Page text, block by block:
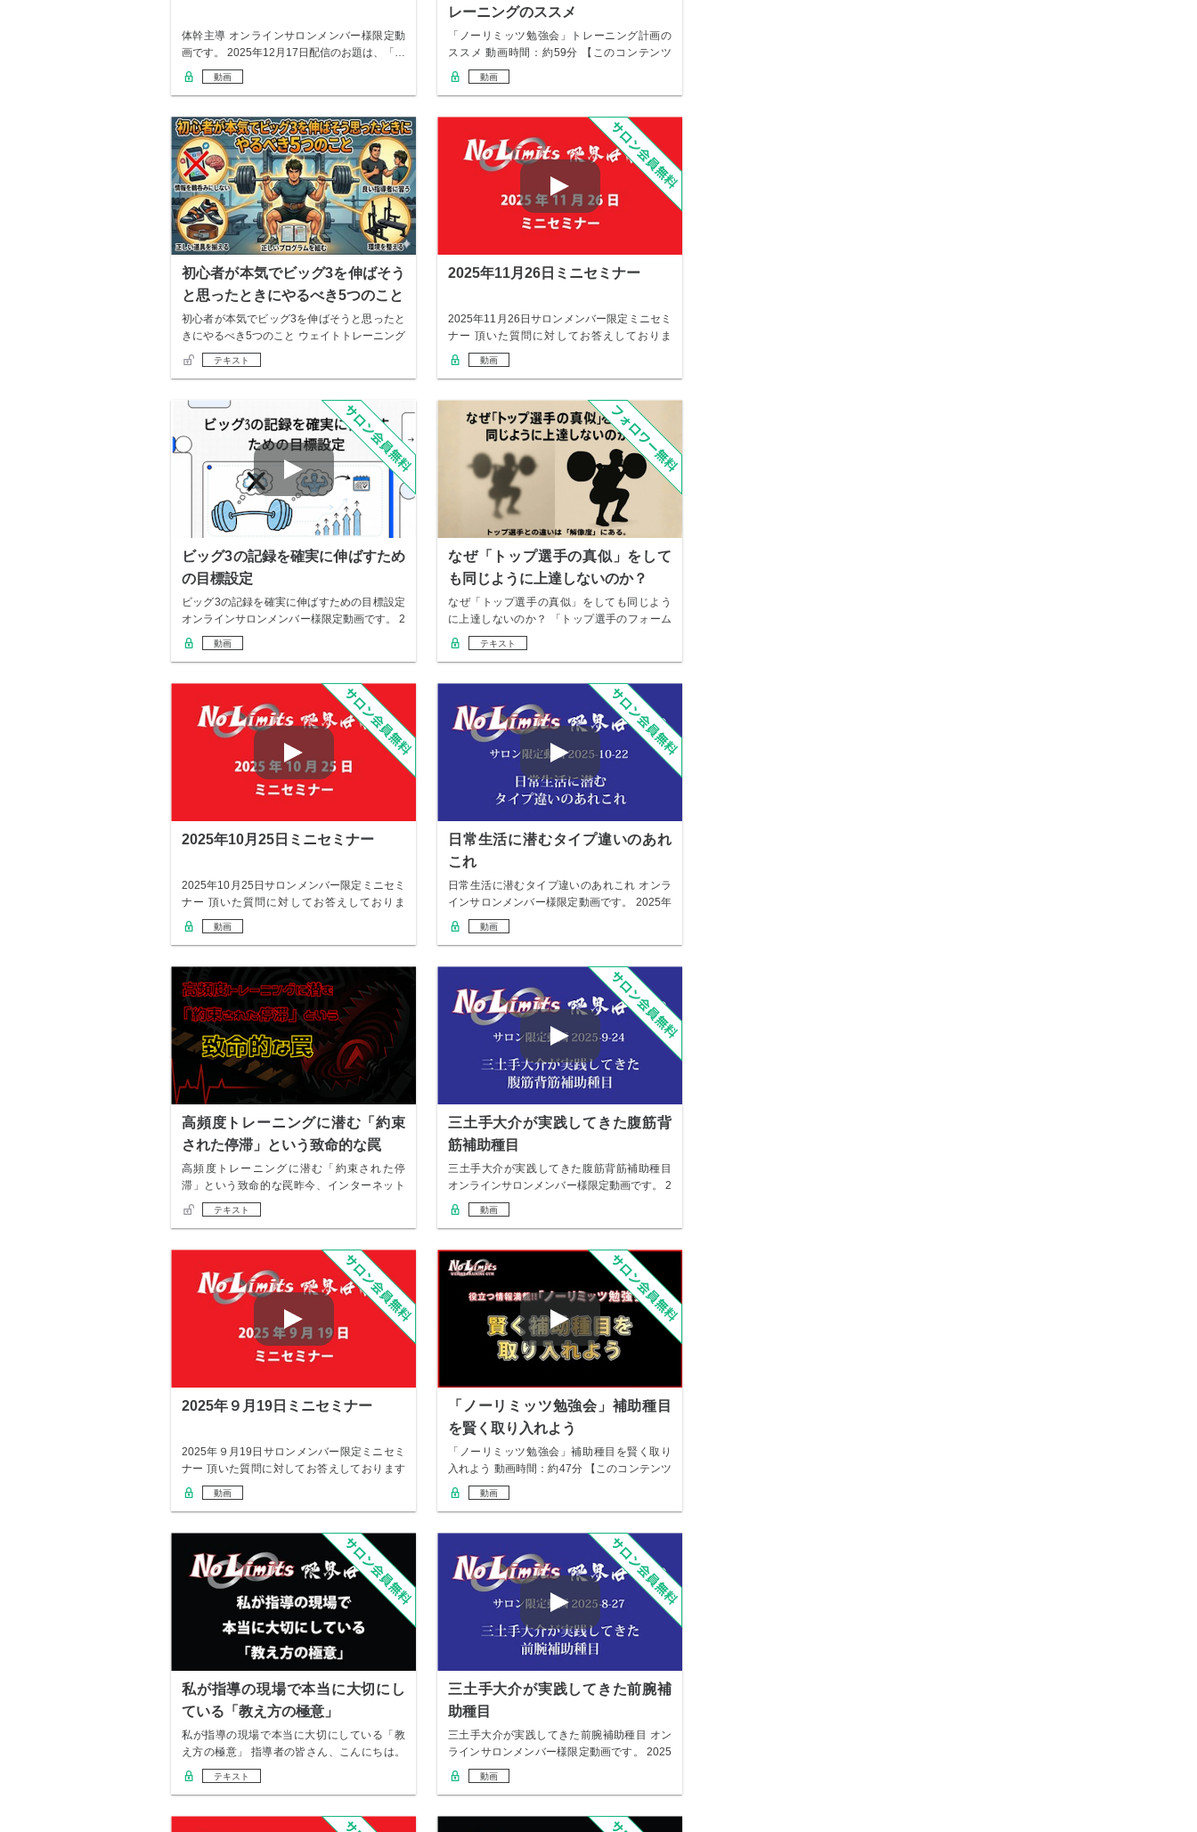
体幹主導 オンラインサロンメンバー様限定動
画です。 2025年12月17日配信のお題は、「…
動画
レーニングのススメ
「ノーリミッツ勉強会」トレーニング計画の
ススメ 動画時間：約59分 【このコンテンツ
で、あ…
動画
初心者が本気でビッグ3を伸ばそう
と思ったときにやるべき5つのこと
初心者が本気でビッグ3を伸ばそうと思ったと
きにやるべき5つのこと ウェイトトレーニング
を始…
テキスト
2025年11月26日ミニセミナー
2025年11月26日サロンメンバー限定ミニセミ
ナー 頂いた質問に対してお答えしておりま
す…
動画
ビッグ3の記録を確実に伸ばすため
の目標設定
ビッグ3の記録を確実に伸ばすための目標設定
オンラインサロンメンバー様限定動画です。 2
0…
動画
なぜ「トップ選手の真似」をして
も同じように上達しないのか？
なぜ「トップ選手の真似」をしても同じよう
に上達しないのか？ 「トップ選手のフォーム
を真似し…
テキスト
2025年10月25日ミニセミナー
2025年10月25日サロンメンバー限定ミニセミ
ナー 頂いた質問に対してお答えしておりま
す…
動画
日常生活に潜むタイプ違いのあれ
これ
日常生活に潜むタイプ違いのあれこれ オンラ
インサロンメンバー様限定動画です。 2025年
1…
動画
高頻度トレーニングに潜む「約束
された停滞」という致命的な罠
高頻度トレーニングに潜む「約束された停
滞」という致命的な罠昨今、インターネット
やSNSでは…
テキスト
三土手大介が実践してきた腹筋背
筋補助種目
三土手大介が実践してきた腹筋背筋補助種目
オンラインサロンメンバー様限定動画です。 2
025…
動画
2025年９月19日ミニセミナー
2025年９月19日サロンメンバー限定ミニセミ
ナー 頂いた質問に対してお答えしております
の…
動画
「ノーリミッツ勉強会」補助種目
を賢く取り入れよう
「ノーリミッツ勉強会」補助種目を賢く取り
入れよう 動画時間：約47分 【このコンテンツ
で、…
動画
私が指導の現場で本当に大切にし
ている「教え方の極意」
私が指導の現場で本当に大切にしている「教
え方の極意」 指導者の皆さん、こんにちは。
ノーリミ…
テキスト
三土手大介が実践してきた前腕補
助種目
三土手大介が実践してきた前腕補助種目 オン
ラインサロンメンバー様限定動画です。 2025
年…
動画